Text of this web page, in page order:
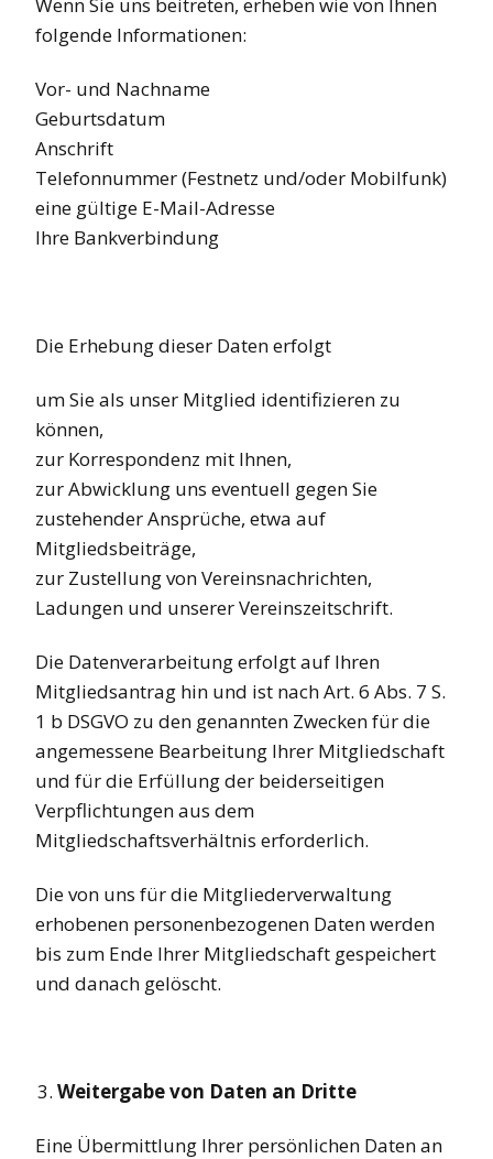
folgende Informationen:
Vor- und Nachname
Geburtsdatum
Anschrift
Telefonnummer (Festnetz und/oder Mobilfunk)
eine gültige E-Mail-Adresse
Ihre Bankverbindung
Die Erhebung dieser Daten erfolgt
um Sie als unser Mitglied identifizieren zu
können,
zur Korrespondenz mit Ihnen,
zur Abwicklung uns eventuell gegen Sie
zustehender Ansprüche, etwa auf
Mitgliedsbeiträge,
zur Zustellung von Vereinsnachrichten,
Ladungen und unserer Vereinszeitschrift.
Die Datenverarbeitung erfolgt auf Ihren
Mitgliedsantrag hin und ist nach Art. 6 Abs. 7 S.
1 b DSGVO zu den genannten Zwecken für die
angemessene Bearbeitung Ihrer Mitgliedschaft
und für die Erfüllung der beiderseitigen
Verpflichtungen aus dem
Mitgliedschaftsverhältnis erforderlich.
Die von uns für die Mitgliederverwaltung
erhobenen personenbezogenen Daten werden
bis zum Ende Ihrer Mitgliedschaft gespeichert
und danach gelöscht.
Weitergabe von Daten an Dritte
Eine Übermittlung Ihrer persönlichen Daten an